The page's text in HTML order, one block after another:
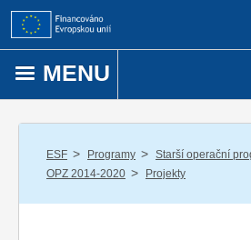
Přejít k obsahu
MENU
ESF / Programy / Starší operační
OPZ 2014-2020 / Projekty